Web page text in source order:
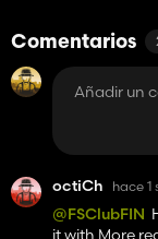
Comentarios
octiCh hace 1
@FSClubFIN
it with More